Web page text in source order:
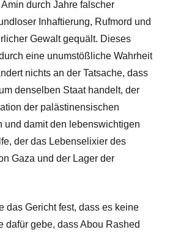
durch Jahre falscher
Inhaftierung, Rufmord und
Gewalt gequält. Dieses
eine unumstößliche Wahrheit
nichts an der Tatsache, dass
denselben Staat handelt, der
der palästinensischen
und damit den lebenswichtigen
der das Lebenselixier des
Gaza und der Lager der
das Gericht fest, dass es keine
dafür gebe, dass Abou Rashed